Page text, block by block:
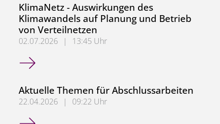
KlimaNetz - Auswirkungen des
Klimawandels auf Planung und Betrieb
von Verteilnetzen
02.07.2026 |
13:45 Uhr
KlimaNetz - Auswirkungen des Klimawandels auf
Aktuelle Themen für Abschlussarbeiten
22.04.2026 |
09:22 Uhr
Aktuelle Themen für Abschlussarbeiten